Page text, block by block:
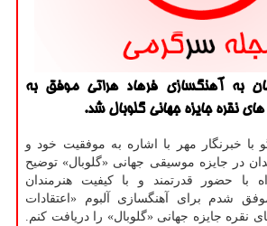
به آهنگسازی فرهاد هراتی موفق به
نقره جایزه جهانی گلوبال شد.
با خبرنگار مهر با اشاره به موفقیت خود و
در جایزه موسیقی جهانی «گلوبال» توضیح
با حضور قدرتمند و با کیفیت هنرمندان
شدم برای آهنگسازی آلبوم «اعتقادات
نقره جایزه جهانی «گلوبال» را دریافت کنم.